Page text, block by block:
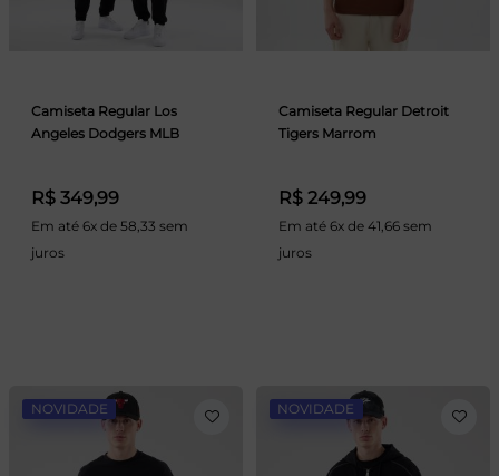
Camiseta Regular Los
Angeles Dodgers MLB
R$ 349,99
Em até 6x de 58,33 sem
juros
Camiseta Regular Detroit
Tigers Marrom
R$ 249,99
Em até 6x de 41,66 sem
juros
NOVIDADE NOVIDADE